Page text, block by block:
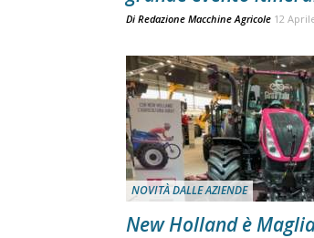
Di Redazione Macchine Agricole 12
NOVITÀ DALLE AZIENDE
New Holland è